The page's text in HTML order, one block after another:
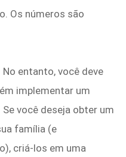
Os números são
entanto, você deve
implementar um
você deseja obter um
família (e
criá-los em uma